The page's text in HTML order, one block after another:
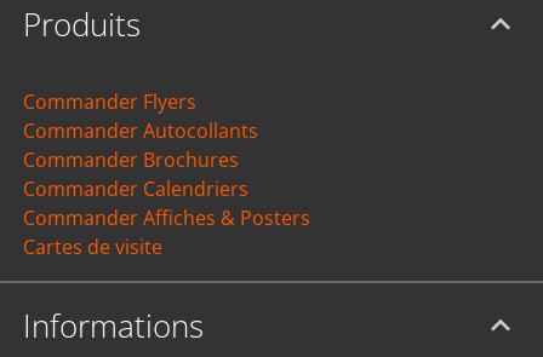
Produits
Commander Flyers
Commander Autocollants
Commander Brochures
Commander Calendriers
Commander Affiches & Posters
Cartes de visite
Informations